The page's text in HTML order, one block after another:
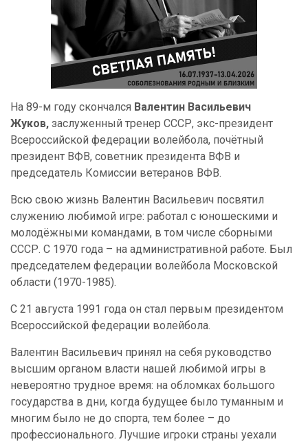
На 89-м году скончался Валентин Васильевич
Жуков, заслуженный тренер СССР, экс-президент
Всероссийской федерации волейбола, почётный
президент ВФВ, советник президента ВФВ и
председатель Комиссии ветеранов ВФВ.
Всю свою жизнь Валентин Васильевич посвятил
служению любимой игре: работал с юношескими и
молодёжными командами, в том числе сборными
СССР. С 1970 года – на административной работе. Был
председателем федерации волейбола Московской
области (1970-1985).
С 21 августа 1991 года он стал первым президентом
Всероссийской федерации волейбола.
Валентин Васильевич принял на себя руководство
высшим органом власти нашей любимой игры в
невероятно трудное время: на обломках большого
государства в дни, когда будущее было туманным и
многим было не до спорта, тем более – до
профессионального. Лучшие игроки страны уехали